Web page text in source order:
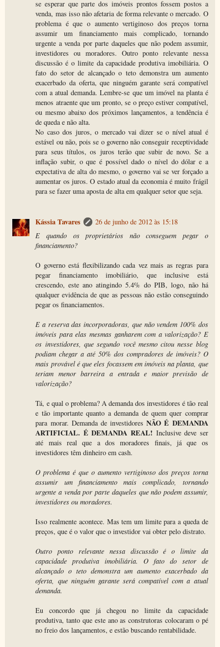
se esperar que parte dos imóveis prontos fossem postos a
venda, mas isso não afetaria de forma relevante o mercado. O
problema é que o aumento vertiginoso dos preços torna
assumir um financiamento mais complicado, tornando
urgente a venda por parte daqueles que não podem assumir,
investidores ou moradores. Outro ponto relevante nessa
discussão é o limite da capacidade produtiva imobiliária. O
fato do setor de alcançado o teto demonstra um aumento
exacerbado da oferta, que ninguém garante será compatível
com a atual demanda. Lembre-se que um imóvel na planta é
menos atraente que um pronto, se o preço estiver compatível,
ou mesmo abaixo dos próximos lançamentos, a tendência é
de queda e não alta.
No caso dos juros, o mercado vai dizer se o nível atual é
estável ou não, pois se o governo não conseguir receptividade
para seus títulos, os juros terão que subir de novo. Se a
inflação subir, o que é possível dado o nível do dólar e a
expectativa de alta do mesmo, o governo vai se ver forçado a
aumentar os juros. O estado atual da economia é muito frágil
para se fazer uma aposta de alta em qualquer setor que seja.
Kássia Tavares
26 de junho de 2012 às 15:18
E quando os proprietários não conseguem pegar o
financiamento?
O governo está flexibilizando cada vez mais as regras para
pegar financiamento imobiliário, que inclusive está
crescendo, este ano atingindo 5.4% do PIB, logo, não há
qualquer evidência de que as pessoas não estão conseguindo
pegar os financiamentos.
E a reserva das incorporadoras, que não vendem 100% dos
imóveis para elas mesmas ganharem com a valorização? E
os investidores, que segundo você mesmo citou nesse blog
podiam chegar a até 50% dos compradores de imóveis? O
mais provável é que eles focassem em imóveis na planta, que
teriam menor barreira a entrada e maior previsão de
valorização?
Tá, e qual o problema? A demanda dos investidores é tão real
e tão importante quanto a demanda de quem quer comprar
para morar. Demanda de investidoresNÃO É DEMANDA
ARTIFICIAL. É DEMANDA REAL! Inclusive deve ser
até mais real que a dos moradores finais, já que os
investidores têm dinheiro em cash.
O problema é que o aumento vertiginoso dos preços torna
assumir um financiamento mais complicado, tornando
urgente a venda por parte daqueles que não podem assumir,
investidores ou moradores.
Isso realmente acontece. Mas tem um limite para a queda de
preços, que é o valor que o investidor vai obter pelo distrato.
Outro ponto relevante nessa discussão é o limite da
capacidade produtiva imobiliária. O fato do setor de
alcançado o teto demonstra um aumento exacerbado da
oferta, que ninguém garante será compatível com a atual
demanda.
Eu concordo que já chegou no limite da capacidade
produtiva, tanto que este ano as construtoras colocaram o pé
no freio dos lançamentos, e estão buscando rentabilidade.